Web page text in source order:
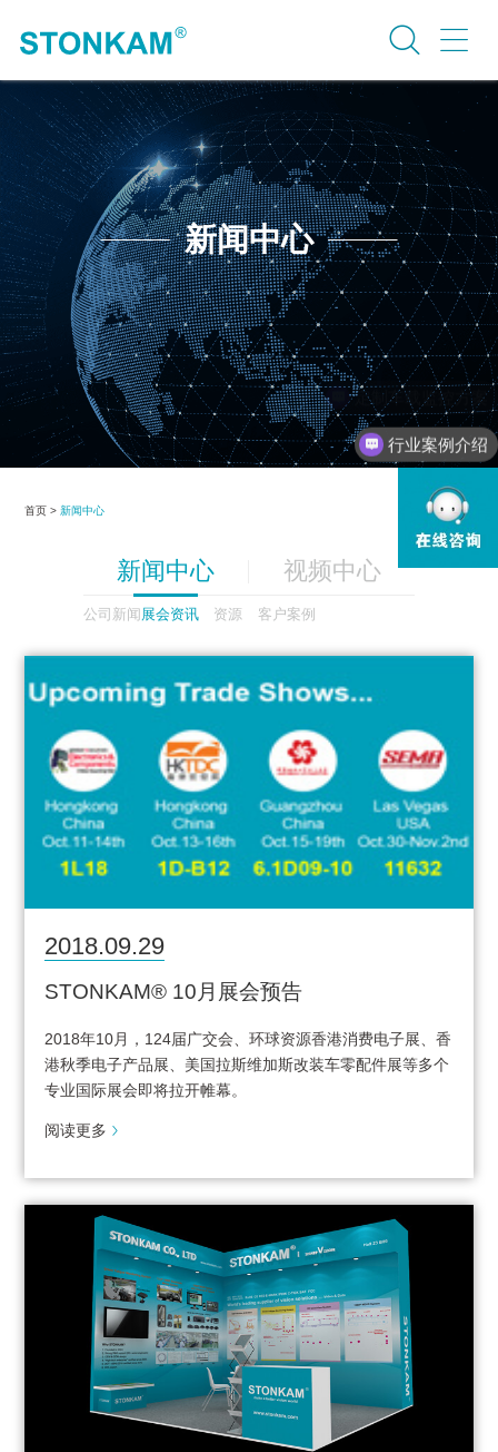
新闻中心
首页 > 新闻中心
新闻中心
公司新闻 展会资讯 资源 客户案例
视频中心
2018.09.29
STONKAM® 10月展会预告
2018年10月，124届广交会、环球资源香港消费电子展、香
港秋季电子产品展、美国拉斯维加斯改装车零配件展等多个
专业国际展会即将拉开帷幕。
阅读更多
行业案例介绍